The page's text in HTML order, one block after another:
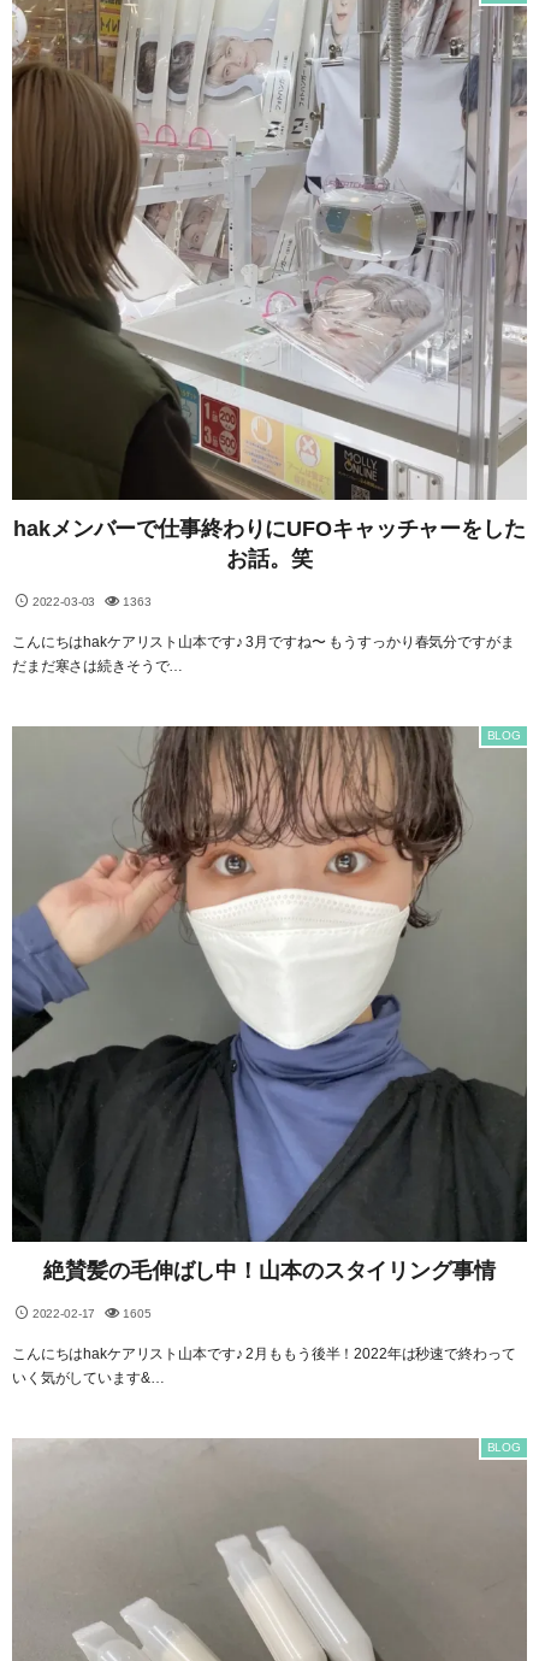
hakメンバーで仕事終わりにUFOキャッチャーをした
お話。笑
2022-03-03 1363
こんにちはhakケアリスト山本です♪ 3月ですね〜 もうすっかり春気分ですがま
だまだ寒さは続きそうで…
絶賛髪の毛伸ばし中！山本のスタイリング事情
2022-02-17
BLOG
1605
こんにちはhakケアリスト山本です♪ 2月ももう後半！2022年は秒速で終わって
いく気がしています&…
BLOG